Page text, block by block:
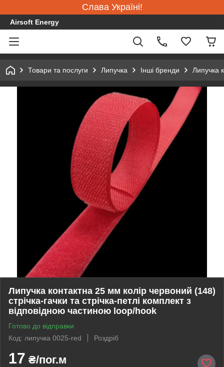
Слава Україні!
Airsoft Energy
Товари та послуги Липучка Інші бренди Липучка
Липучка контактна 25 мм колір червоний (148)
стрічка-гачки та стрічка-петлі комплект з
відповідною частиною loop/hook
Готово до відправки
Код: липучка 0025-red
Роздріб
17 ₴/пог.м